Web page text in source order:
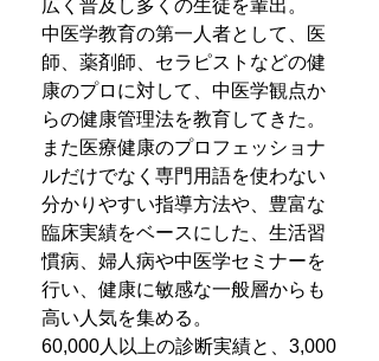
広く普及し多くの生徒を輩出。
中医学教育の第一人者として、医
師、薬剤師、セラピストなどの健
康のプロに対して、中医学観点か
らの健康管理法を教育してきた。
また医療健康のプロフェッショナ
ルだけでなく専門用語を使わない
分かりやすい指導方法や、豊富な
臨床実績をベースにした、生活習
慣病、婦人病や中医学セミナーを
行い、健康に敏感な一般層からも
高い人気を集める。
60,000人以上の診断実績と、3,000